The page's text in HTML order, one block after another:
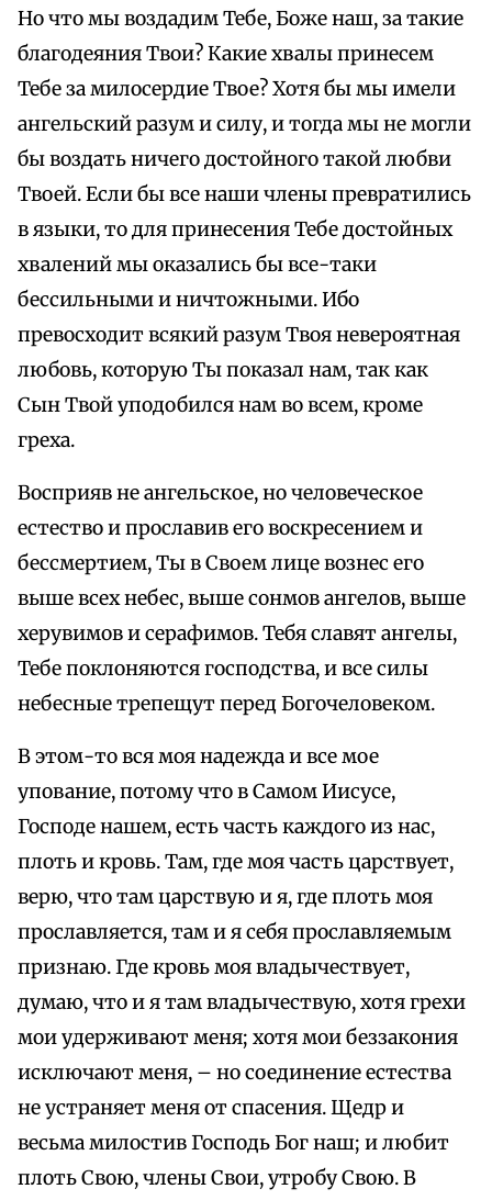
Но что мы воздадим Тебе, Боже наш, за такие
благодеяния Твои? Какие хвалы принесем
Тебе за милосердие Твое? Хотя бы мы имели
ангельский разум и силу, и тогда мы не могли
бы воздать ничего достойного такой любви
Твоей. Если бы все наши члены превратились
в языки, то для принесения Тебе достойных
хвалений мы оказались бы все-таки
бессильными и ничтожными. Ибо
превосходит всякий разум Твоя невероятная
любовь, которую Ты показал нам, так как
Сын Твой уподобился нам во всем, кроме
греха.
Восприяв не ангельское, но человеческое
естество и прославив его воскресением и
бессмертием, Ты в Своем лице вознес его
выше всех небес, выше сонмов ангелов, выше
херувимов и серафимов. Тебя славят ангелы,
Тебе поклоняются господства, и все силы
небесные трепещут перед Богочеловеком.
В этом-то вся моя надежда и все мое
упование, потому что в Самом Иисусе,
Господе нашем, есть часть каждого из нас,
плоть и кровь. Там, где моя часть царствует,
верю, что там царствую и я, где плоть моя
прославляется, там и я себя прославляемым
признаю. Где кровь моя владычествует,
думаю, что и я там владычествую, хотя грехи
мои удерживают меня; хотя мои беззакония
исключают меня, – но соединение естества
не устраняет меня от спасения. Щедр и
весьма милостив Господь Бог наш; и любит
плоть Свою, члены Свои, утробу Свою. В